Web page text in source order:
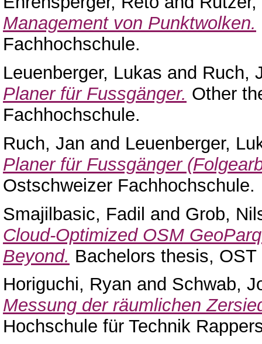
Management von Punktwolken.
Fachhochschule.
Leuenberger, Lukas and Ruch,
Planer für Fussgänger. Other
Fachhochschule.
Ruch, Jan and Leuenberger,
Planer für Fussgänger
Ostschweizer Fachhochschule.
Smajilbasic, Fadil and Grob,
Cloud-Optimized OSM
Beyond. Bachelors thesis,
Horiguchi, Ryan and Schwab,
Messung der räumlichen
Hochschule für Technik